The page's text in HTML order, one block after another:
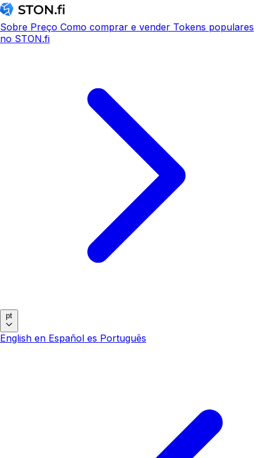
Sobre Preço Como comprar e vender Tokens populares
no STON.fi
pt
English en Español es Português